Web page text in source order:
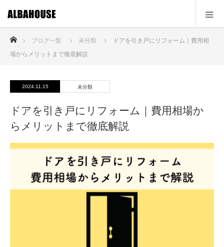
ブログ一覧 未分類
ドアを引き戸にリフォーム｜費用相
場からメリットまで徹底解説
2024.11.15 未分類
ドアを引き戸にリフォーム｜費用相場か
らメリットまで徹底解説